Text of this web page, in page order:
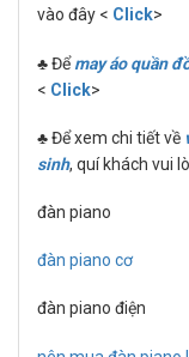
vào đây < Click>
♣ Đểmay áo quần
< Click>
♣ Để xem chi tiết về
sinh, quí khách vui
đàn piano
đàn piano cơ
đàn piano điện